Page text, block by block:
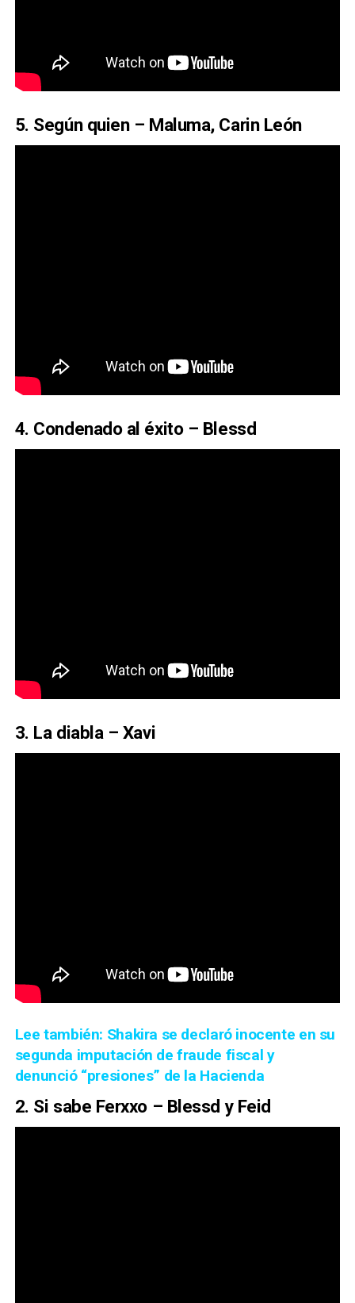
5. Según quien – Maluma, Carin León
4. Condenado al éxito – Blessd
3. La diabla – Xavi
Lee también: Shakira se declaró inocente en su
segunda imputación de fraude fiscal y
denunció “presiones” de la Hacienda
2. Si sabe Ferxxo – Blessd y Feid